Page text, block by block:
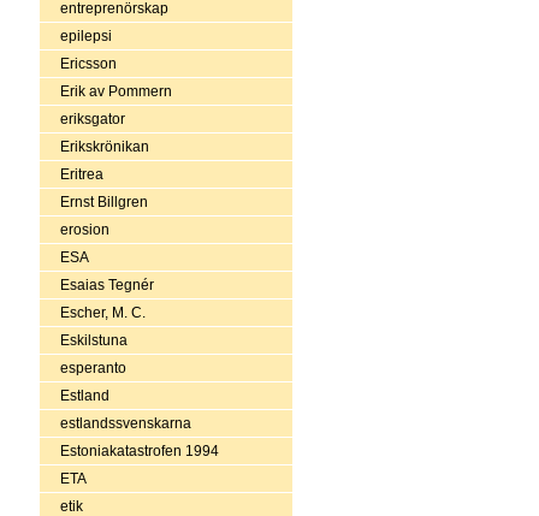
entreprenörskap
epilepsi
Ericsson
Erik av Pommern
eriksgator
Erikskrönikan
Eritrea
Ernst Billgren
erosion
ESA
Esaias Tegnér
Escher, M. C.
Eskilstuna
esperanto
Estland
estlandssvenskarna
Estoniakatastrofen 1994
ETA
etik